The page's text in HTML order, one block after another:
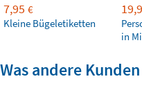
7,95 €
Kleine Bügeletiketten
in
Was andere